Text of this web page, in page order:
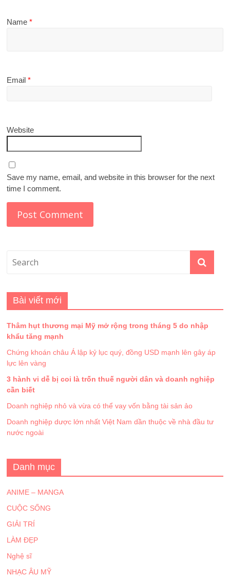
Name*
Email*
Website
Save my name, email, and website in this browser for the next
time I comment.
Bài viết mới
Thâm hụt thương mại Mỹ mở rộng trong tháng 5 do nhập
khẩu tăng mạnh
Chứng khoán châu Á lập kỷ lục quý, đồng USD mạnh lên gây áp
lực lên vàng
3 hành vi dễ bị coi là trốn thuế người dân và doanh nghiệp
cần biết
Doanh nghiệp nhỏ và vừa có thể vay vốn bằng tài sản ảo
Doanh nghiệp dược lớn nhất Việt Nam dần thuộc về nhà đầu tư
nước ngoài
Danh mục
ANIME – MANGA
CUỘC SỐNG
GIẢI TRÍ
LÀM ĐẸP
Nghệ sĩ
NHẠC ÂU MỸ